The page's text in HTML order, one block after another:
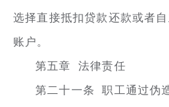
选择直接抵扣贷款还款或者
账户。
第五章 法律责任
第二十一条 职工通过伪